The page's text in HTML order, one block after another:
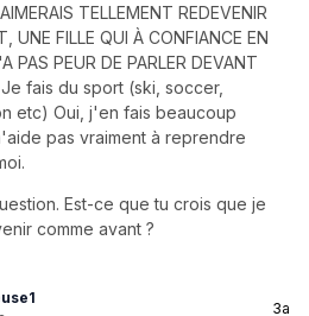
TELLEMENT REDEVENIR
UNE FILLE QUI À CONFIANCE EN
PAS PEUR DE PARLER DEVANT
Je fais du sport (ski, soccer,
etc) Oui, j'en fais beaucoup
pas vraiment à reprendre
Est-ce que tu crois que je
comme avant ?
3a